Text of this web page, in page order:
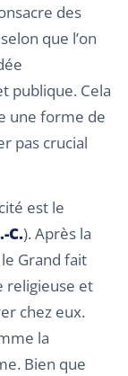
des
que l’on
publique. Cela
une forme de
pas crucial
est le
C.). Après la
Grand fait
religieuse et
chez eux.
la
Bien que